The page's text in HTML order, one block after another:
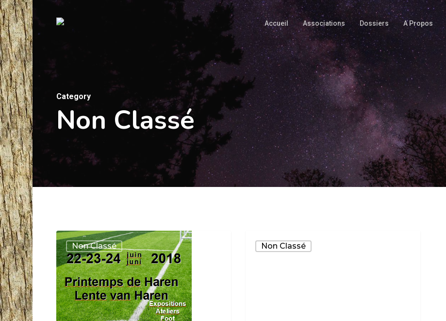
Skip
to
main
content
Accueil Associations Dossiers A Propos
Category
Non Classé
22-
23-
24/06
Printemps
de
Haren
Non Classé
recentrement
Non Classé